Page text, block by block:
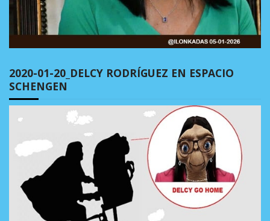
2020-01-20_DELCY RODRÍGUEZ EN ESPACIO
SCHENGEN